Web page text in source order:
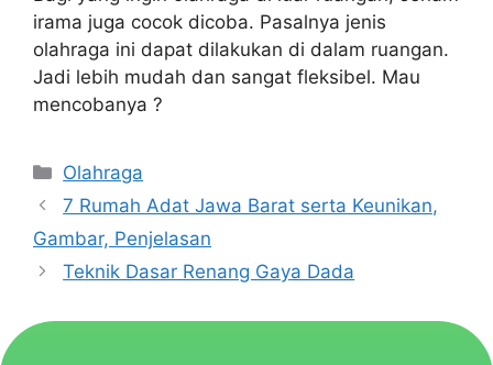
irama juga cocok dicoba. Pasalnya jenis
olahraga ini dapat dilakukan di dalam ruangan.
Jadi lebih mudah dan sangat fleksibel. Mau
mencobanya ?
Olahraga
7 Rumah Adat Jawa Barat serta Keunikan,
Gambar, Penjelasan
Teknik Dasar Renang Gaya Dada